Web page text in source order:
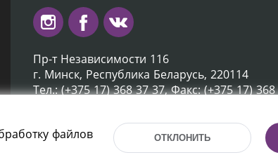
Пр-т Независимости 116
г. Минск, Республика Беларусь, 220114
Тел.: (+375 17) 368 37 37, Факс: (+375 17)
Разработка
файлов
ОТКЛОНИТЬ